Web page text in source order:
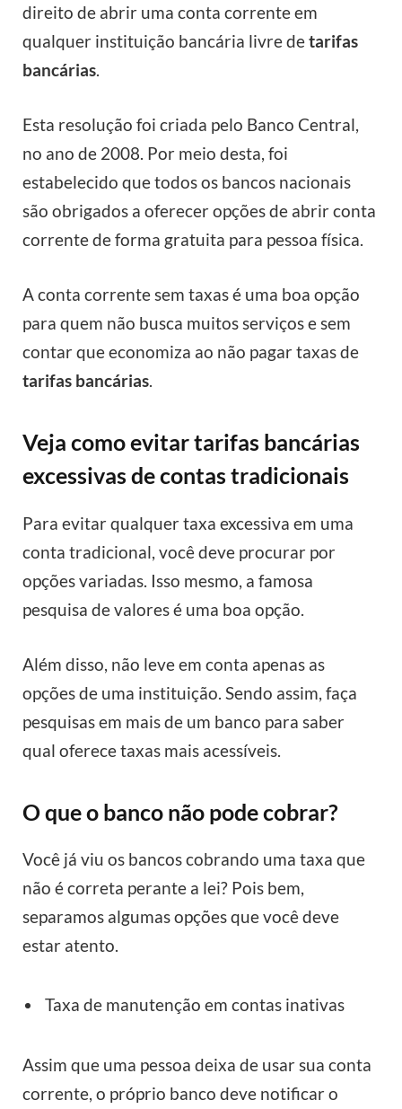
direito de abrir uma conta corrente em
qualquer instituição bancária livre detarifas
bancárias
Esta resolução foi criada pelo Banco Central,
no ano de 2008. Por meio desta, foi
estabelecido que todos os bancos nacionais
são obrigados a oferecer opções de abrir conta
corrente de forma gratuita para pessoa física.
A conta corrente sem taxas é uma boa opção
para quem não busca muitos serviços e sem
contar que economiza ao não pagar taxas de
tarifas bancárias.
Veja como evitar tarifas bancárias
excessivas de contas tradicionais
Para evitar qualquer taxa excessiva em uma
conta tradicional, você deve procurar por
opções variadas. Isso mesmo, a famosa
pesquisa de valores é uma boa opção.
Além disso, não leve em conta apenas as
opções de uma instituição. Sendo assim, faça
pesquisas em mais de um banco para saber
qual oferece taxas mais acessíveis.
O que o banco não pode cobrar?
Você já viu os bancos cobrando uma taxa que
não é correta perante a lei? Pois bem,
separamos algumas opções que você deve
estar atento.
Taxa de manutenção em contas inativas
Assim que uma pessoa deixa de usar sua conta
corrente, o próprio banco deve notificar o